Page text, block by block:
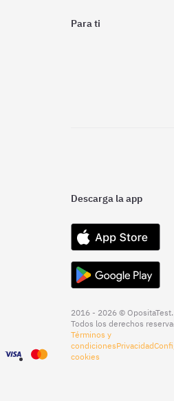
Para ti
Descarga la app
2016 - 2026 © OpositaTest.
Todos los derechos
Términos y
condicionesPrivacidad
cookies